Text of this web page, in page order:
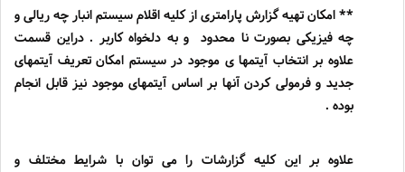
** امکان تهیه گزارش پارامتری از کلیه اقلام سیستم انبار چه ریالی و
چه فیزیکی بصورت نا محدود و به دلخواه کاربر . دراین قسمت
علاوه بر انتخاب آیتمها ی موجود در سیستم امکان تعریف آیتمهای
جدید و فرمولی کردن آنها بر اساس آیتمهای موجود نیز قابل انجام
بوده .
علاوه بر این کلیه گزارشات را می توان با شرایط مختلف و